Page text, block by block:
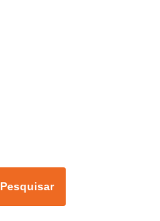
Pesquisar